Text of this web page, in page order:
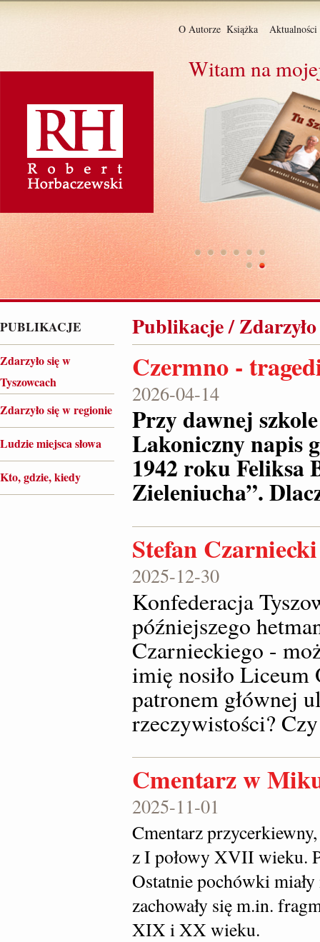
O Autorze Książka Aktualności
Witam na
PUBLIKACJE
Zdarzyło się w
Tyszowcach
Zdarzyło się w regionie
Ludzie miejsca słowa
Kto, gdzie, kiedy
Publikacje / Zdarzyło
Czermno -
2026-04-14
Przy dawnej
Lakoniczny napis
1942 roku Feliksa
Zieleniucha”.
Stefan
2025-12-30
Konfederacja
późniejszego
Czarnieckiego -
imię nosiło Liceum
patronem głównej
rzeczywistości?
Cmentarz w
2025-11-01
Cmentarz
z I połowy XVII wieku.
Ostatnie pochówki
zachowały się m.in.
XIX i XX wieku.